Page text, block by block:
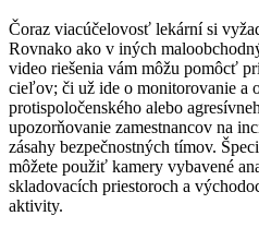
Čoraz viacúčelovosť lekární si
Rovnako ako v iných
video riešenia vám môžu pomôcť
cieľov; či už ide o monitorovanie a
protispoločenského alebo
upozorňovanie zamestnancov na
zásahy bezpečnostných tímov.
môžete použiť kamery vybavené
skladovacích priestoroch a
aktivity.